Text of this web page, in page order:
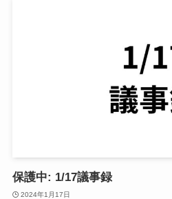
保護中: 1/17議事録
2024年1月17日